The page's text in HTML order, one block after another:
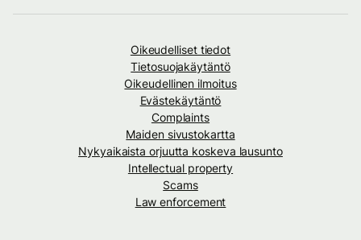
Oikeudelliset tiedot
Tietosuojakäytäntö
Oikeudellinen ilmoitus
Evästekäytäntö
Complaints
Maiden sivustokartta
Nykyaikaista orjuutta koskeva lausunto
Intellectual property
Scams
Law enforcement